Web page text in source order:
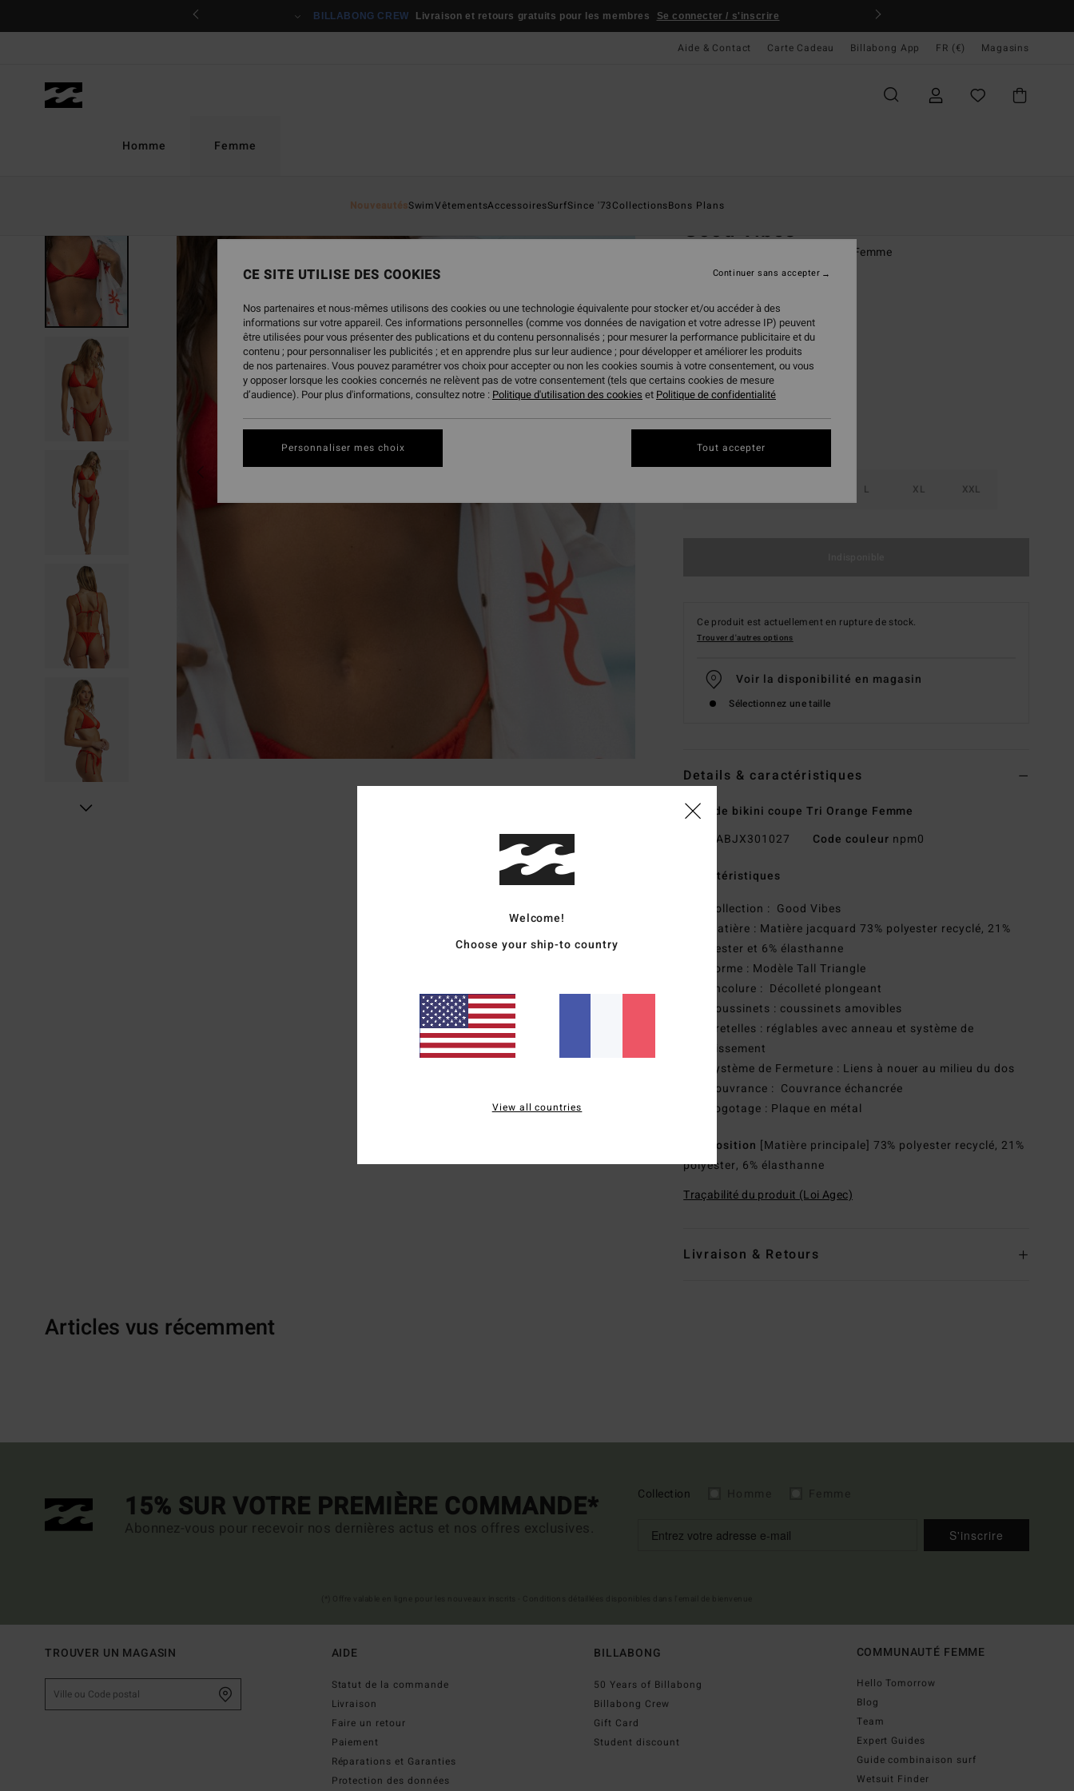
BILLABONG CREW Livraison et retours gratuits pour les membres Se connecter / s'inscrire
Aide & Contact Carte Cadeau Billabong App FR (€) Magasins
Homme Femme
NouveautésSwimVêtementsAccessoiresSurfSince '73CollectionsBons Plans
Good Vibes
Haut de bikini coupe Tri Orange Femme
45,95 €
CouleurSunset Red
L XL XXL
Ce produit est actuellement en rupture de stock.
Trouver d'autres options
Voir la disponibilité en magasin
Sélectionnez une taille
Details & caractéristiques
Haut de bikini coupe Tri Orange Femme
ABJX301027 Code couleur npm0
Caractéristiques
Collection : Good Vibes
Matière : Matière jacquard 73% polyester recyclé, 21%
polyester et 6% élasthanne
Forme : Modèle Tall Triangle
Encolure : Décolleté plongeant
Coussinets : coussinets amovibles
Bretelles : réglables avec anneau et système de
coulissement
Système de Fermeture : Liens à nouer au milieu du dos
Couvrance : Couvrance échancrée
Logotage : Plaque en métal
Composition [Matière principale] 73% polyester recyclé, 21%
polyester, 6% élasthanne
Traçabilité du produit (Loi Agec)
Livraison & Retours
Articles vus récemment
15% SUR VOTRE PREMIÈRE COMMANDE*
Abonnez-vous pour recevoir nos dernières actus et nos offres exclusives.
Collection
S'inscrire
TROUVER UN MAGASIN AIDE
Statut de la commande
Livraison
Faire un retour
Paiement
Réparations et Garanties
Protection des données
BILLABONG
50 Years of Billabong
Billabong Crew
Gift Card
Student discount
COMMUNAUTÉ FEMME
Hello Tomorrow
Blog
Team
Expert Guides
Guide combinaison surf
Wetsuit Finder
Welcome!
Choose your ship-to country
View all countries
CE SITE UTILISE DES COOKIES
Nos partenaires et nous-mêmes utilisons des cookies ou une technologie équivalente pour stocker et/ou accéder à des
informations sur votre appareil. Ces informations personnelles (comme vos données de navigation et votre adresse IP) peuvent
être utilisées pour vous présenter des publications et du contenu personnalisés ; pour mesurer la performance publicitaire et du
contenu ; pour personnaliser les publicités ; et en apprendre plus sur leur audience ; pour développer et améliorer les produits
de nos partenaires. Vous pouvez paramétrer vos choix pour accepter ou non les cookies soumis à votre consentement, ou vous
y opposer lorsque les cookies concernés ne relèvent pas de votre consentement (tels que certains cookies de mesure
d’audience). Pour plus d'informations, consultez notre : Politique d'utilisation des cookies et Politique de confidentialité
Personnaliser mes choix
Continuer sans accepter
Tout accepter